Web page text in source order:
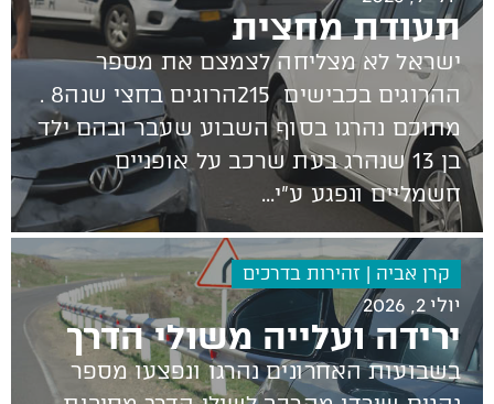
תעודת מחצית
ישראל לא מצליחה לצמצם את מספר
ההרוגים בכבישים 215‭ ‬הרוגים‭ ‬בחצי‭ ‬שנה‭. ‬8‭
‬מתוכם‭ ‬נהרגו‭ ‬בסוף‭ ‬השבוע‭ ‬שעבר‭ ‬ובהם‭ ‬ילד‭
‬בן‭ ‬13‭ ‬שנהרג‭ ‬בעת‭ ‬שרכב‭ ‬על‭ ‬אופניים‭
‬חשמליים‭ ‬ונפגע‭ ‬ע״י‭...
קרן אביה | זהירות בדרכים
יולי 2, 2026
ירידה ועלייה משולי הדרך